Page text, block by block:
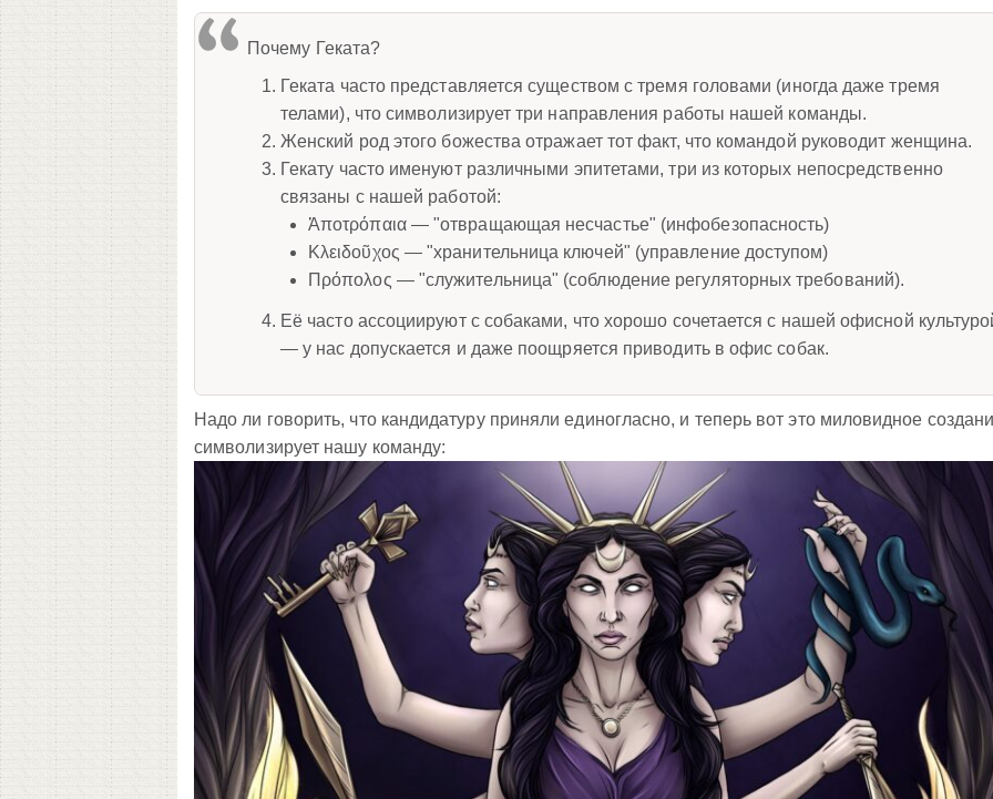
Почему Геката?
Геката часто представляется существом с тремя головами (иногда даже тремя
телами), что символизирует три направления работы нашей команды.
Женский род этого божества отражает тот факт, что командой руководит женщина.
Гекату часто именуют различными эпитетами, три из которых непосредственно
связаны с нашей работой:
Ἀποτρόπαια — "отвращающая несчастье" (инфобезопасность)
Κλειδοῦχος — "хранительница ключей" (управление доступом)
Πρόπολος — "служительница" (соблюдение регуляторных требований).
Её часто ассоциируют с собаками, что хорошо сочетается с нашей офисной
— у нас допускается и даже поощряется приводить в офис собак.
Надо ли говорить, что кандидатуру приняли единогласно, и теперь вот это миловидное
символизирует нашу команду: